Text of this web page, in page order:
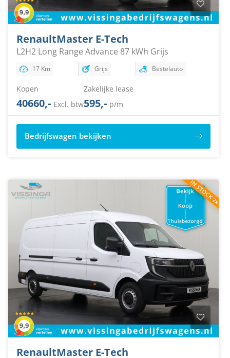
RenaultMaster E-Tech
L2H2 Long Range Advance 87 kWh Grijs
17 Km Grijs Bestelauto
Kopen
40660,- Excl. btw
Zakelijke lease
595,- p/m
Bedrijfswagen bekijken
RenaultMaster E-Tech